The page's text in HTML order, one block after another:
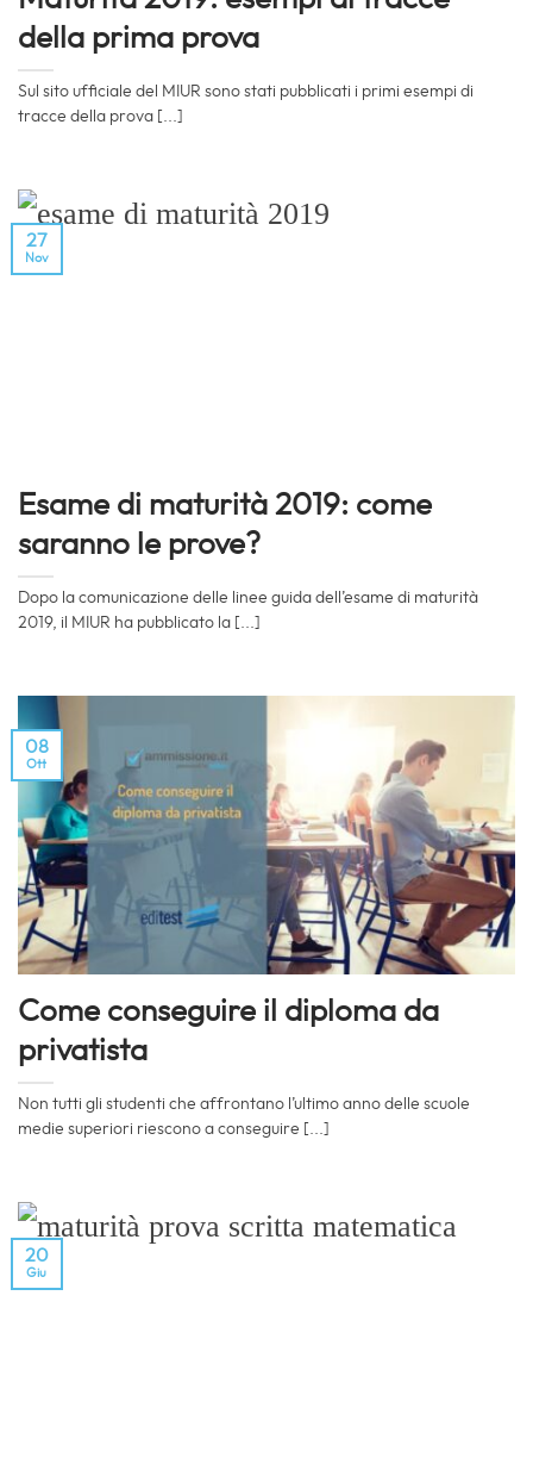
della prima prova
Sul sito ufficiale del MIUR sono stati pubblicati i primi esempi di
tracce della prova [...]
Esame di maturità 2019: come
saranno le prove?
Dopo la comunicazione delle linee guida dell’esame di maturità
2019, il MIUR ha pubblicato la [...]
27
Nov
Come conseguire il diploma da
privatista
Non tutti gli studenti che affrontano l’ultimo anno delle scuole
medie superiori riescono a conseguire [...]
08
Ott
20
Giu